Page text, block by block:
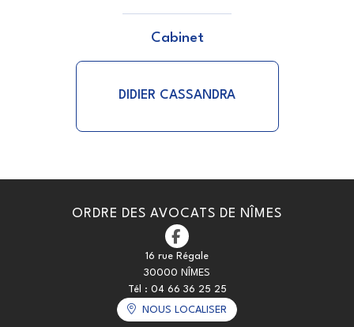
Cabinet
DIDIER CASSANDRA
ORDRE DES AVOCATS DE NÎMES
16 rue Régale
30000 NÎMES
Tél : 04 66 36 25 25
NOUS LOCALISER